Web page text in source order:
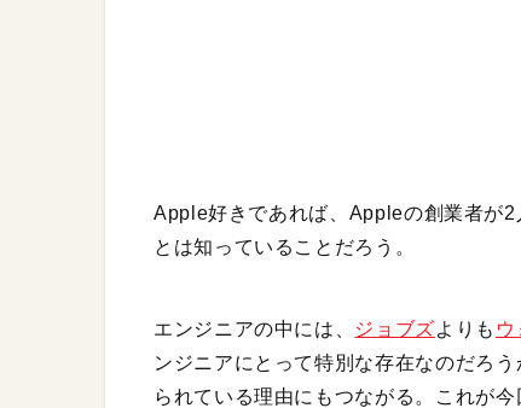
Apple好きであれば、Appleの創業者が
とは知っていることだろう。
エンジニアの中には、 ジョブズよりも ウ
ンジニアにとって特別な存在なのだろ
られている理由にもつながる。これが今